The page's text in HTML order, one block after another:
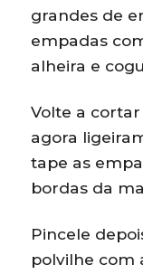
grandes de
empadas
alheira e
Volte a cortar
agora
tape as
bordas da
Pincele
polvilhe com